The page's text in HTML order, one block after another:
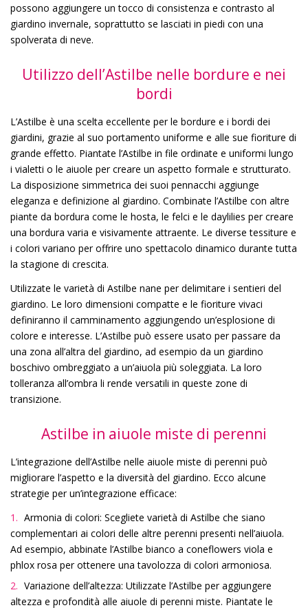
possono aggiungere un tocco di consistenza e contrasto al
giardino invernale, soprattutto se lasciati in piedi con una
spolverata di neve.
Utilizzo dell’Astilbe nelle bordure e nei
bordi
L’Astilbe è una scelta eccellente per le bordure e i bordi dei
giardini, grazie al suo portamento uniforme e alle sue fioriture di
grande effetto. Piantate l’Astilbe in file ordinate e uniformi lungo
i vialetti o le aiuole per creare un aspetto formale e strutturato.
La disposizione simmetrica dei suoi pennacchi aggiunge
eleganza e definizione al giardino. Combinate l’Astilbe con altre
piante da bordura come le hosta, le felci e le daylilies per creare
una bordura varia e visivamente attraente. Le diverse tessiture e
i colori variano per offrire uno spettacolo dinamico durante tutta
la stagione di crescita.
Utilizzate le varietà di Astilbe nane per delimitare i sentieri del
giardino. Le loro dimensioni compatte e le fioriture vivaci
definiranno il camminamento aggiungendo un’esplosione di
colore e interesse. L’Astilbe può essere usato per passare da
una zona all’altra del giardino, ad esempio da un giardino
boschivo ombreggiato a un’aiuola più soleggiata. La loro
tolleranza all’ombra li rende versatili in queste zone di
transizione.
Astilbe in aiuole miste di perenni
L’integrazione dell’Astilbe nelle aiuole miste di perenni può
migliorare l’aspetto e la diversità del giardino. Ecco alcune
strategie per un’integrazione efficace:
Armonia di colori: Scegliete varietà di Astilbe che siano
complementari ai colori delle altre perenni presenti nell’aiuola.
Ad esempio, abbinate l’Astilbe bianco a coneflowers viola e
phlox rosa per ottenere una tavolozza di colori armoniosa.
Variazione dell’altezza: Utilizzate l’Astilbe per aggiungere
altezza e profondità alle aiuole di perenni miste. Piantate le